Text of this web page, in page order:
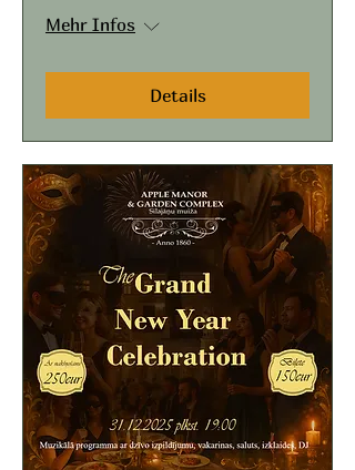
Mehr Infos
Details